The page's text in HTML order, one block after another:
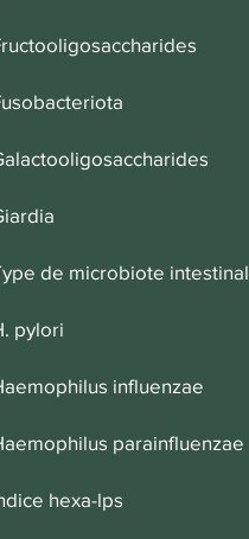
de microbiote intestinal
pylori
influenzae
parainfluenzae
hexa-lps